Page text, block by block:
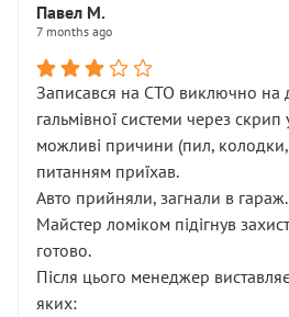
Павел М.
7 months ago
Записався на СТО виключно на
гальмівної системи через скрип
можливі причини (пил, колодки,
питанням приїхав.
Авто прийняли, загнали в гараж.
Майстер ломіком підігнув
готово.
Після цього менеджер
яких: